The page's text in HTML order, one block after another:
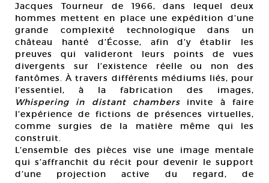
Jacques Tourneur de 1966, dans lequel deux
hommes mettent en place une expédition d’une
grande complexité technologique dans un
château hanté d’Écosse, afin d’y établir les
preuves qui valideront leurs points de vues
divergents sur l’existence réelle ou non des
fantômes. À travers différents médiums liés, pour
l’essentiel, à la fabrication des images,
Whispering in distant chambers invite à faire
l’expérience de fictions de présences virtuelles,
comme surgies de la matière même qui les
construit.
L’ensemble des pièces vise une image mentale
qui s’affranchit du récit pour devenir le support
d’une projection active du regard, de